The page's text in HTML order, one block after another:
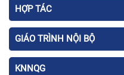
HỢP TÁC
GIÁO TRÌNH NỘI BỘ
KNNQG